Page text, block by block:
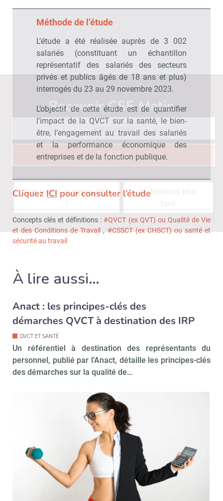
Méthode de l’étude
L’étude a été réalisée auprès de 3 002
salariés (constituant un échantillon
représentatif des salariés des secteurs
privés et publics âgés de 18 ans et plus)
interrogés du 23 au 29 novembre 2023.
L’objectif de cette étude est de quantifier
l’impact de la QVCT sur la santé, le bien-
être, l’engagement au travail des salariés
et la performance économique des
entreprises et de la fonction publique.
CliquezICI pour consulter l’étude
Concepts clés et définitions :#QVCT (ex QVT) ou Qualité de Vie
et des Conditions de Travail , #CSSCT (ex CHSCT) ou santé et
sécurité au travail
À lire aussi…
Anact : les principes-clés des
démarches QVCT à destination des IRP
QVCT ET SANTÉ
Un référentiel à destination des représentants du
personnel, publié par l’Anact, détaille les principes-clés
des démarches sur la qualité de…
Recevoir CSE MatinAbonnez-
Valider
Non merci, je reçois déjà
Je déciderai plus
tard